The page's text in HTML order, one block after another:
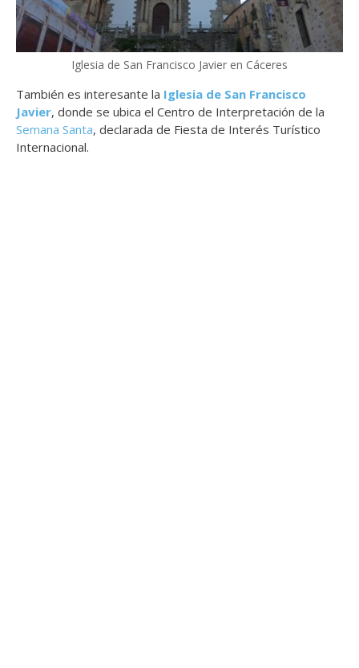
Iglesia de San Francisco Javier en Cáceres
También es interesante la Iglesia de San Francisco
Javier, donde se ubica el Centro de Interpretación de la
Semana Santa, declarada de Fiesta de Interés Turístico
Internacional.